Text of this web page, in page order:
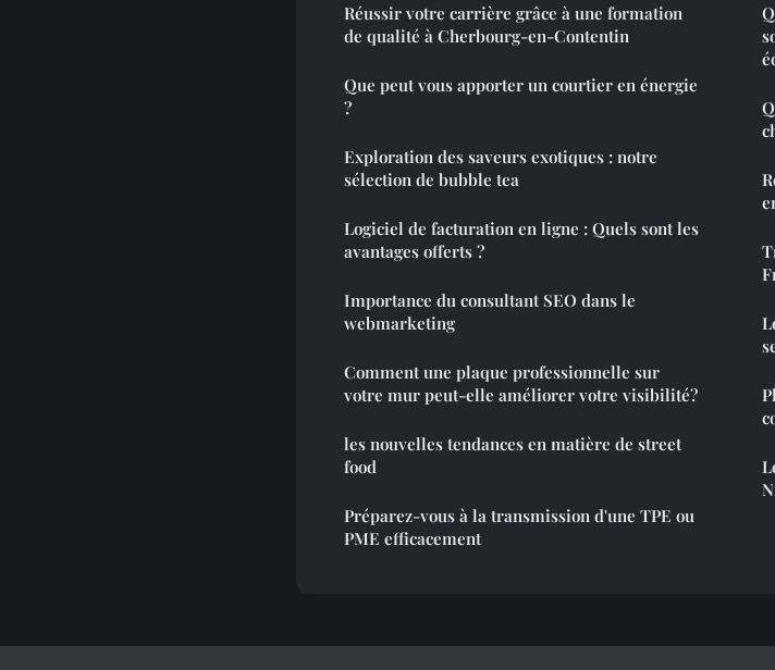
Réussir votre carrière grâce à une formation
de qualité à Cherbourg-en-Contentin
Que peut vous apporter un courtier en énergie
?
Exploration des saveurs exotiques : notre
sélection de bubble tea
Logiciel de facturation en ligne : Quels sont les
avantages offerts ?
Importance du consultant SEO dans le
webmarketing
Comment une plaque professionnelle sur
votre mur peut-elle améliorer votre visibilité?
les nouvelles tendances en matière de street
food
Préparez-vous à la transmission d'une TPE ou
PME efficacement